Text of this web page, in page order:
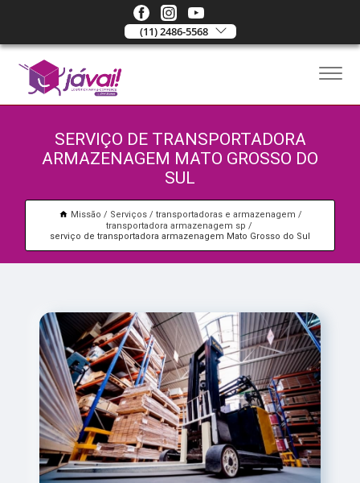
(11) 2486-5568
SERVIÇO DE TRANSPORTADORA
ARMAZENAGEM MATO GROSSO DO
SUL
Missão Serviços
transportadoras e armazenagem
transportadora armazenagem sp
serviço de transportadora armazenagem Mato Grosso do Sul